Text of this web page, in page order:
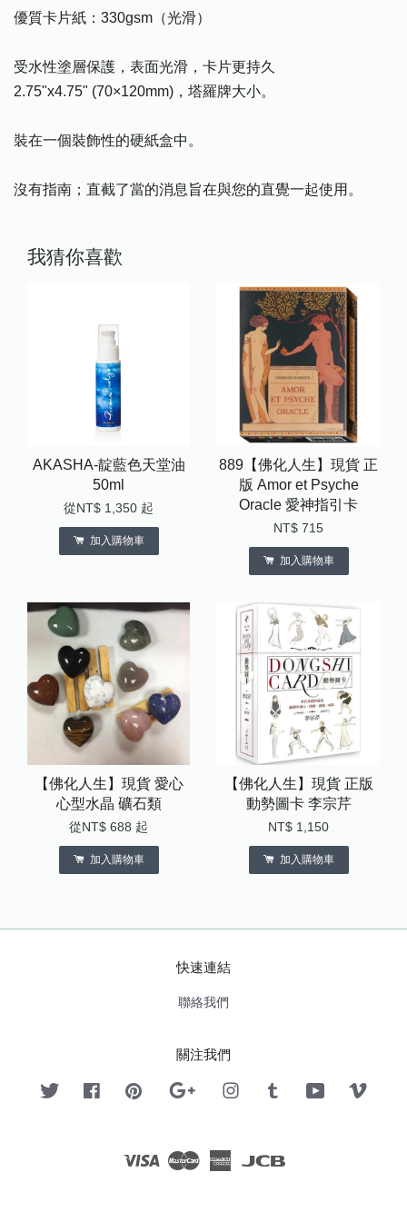
優質卡片紙：330gsm（光滑）
受水性塗層保護，表面光滑，卡片更持久
2.75"x4.75" (70×120mm)，塔羅牌大小。
裝在一個裝飾性的硬紙盒中。
沒有指南；直截了當的消息旨在與您的直覺一起使用。
我猜你喜歡
AKASHA-靛藍色天堂油
50ml
從 NT$ 1,350 起
加入購物車
889【佛化人生】現貨 正
版 Amor et Psyche
Oracle 愛神指引卡
NT$ 715
加入購物車
【佛化人生】現貨 愛心
心型水晶 礦石類
從 NT$ 688 起
加入購物車
【佛化人生】現貨 正版
動勢圖卡 李宗芹
NT$ 1,150
加入購物車
快速連結
聯絡我們
關注我們
Twitter FacebookPinterest Google InstagramTumblr YouTube
Visa Master American